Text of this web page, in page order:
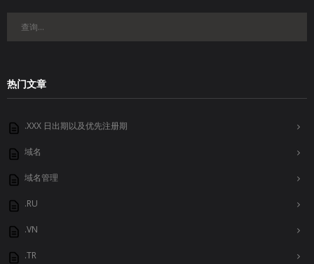
热门文章
.XXX 日出期以及优先注册期
域名
域名管理
.RU
.VN
.TR